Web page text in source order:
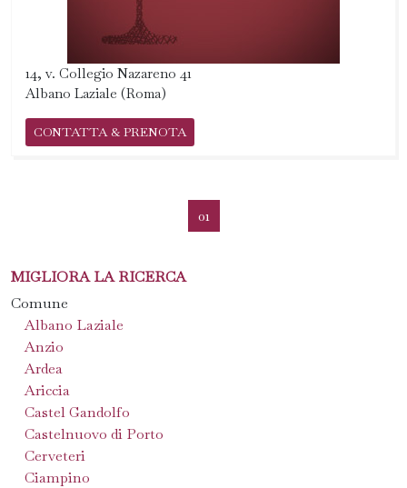
14, v. Collegio Nazareno 41
Albano Laziale (Roma)
CONTATTA & PRENOTA
01
MIGLIORA LA RICERCA
Comune
Albano Laziale
Anzio
Ardea
Ariccia
Castel Gandolfo
Castelnuovo di Porto
Cerveteri
Ciampino